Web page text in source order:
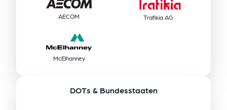
AECOM Trafikia AG
McElhanney
DOTs & Bundesstaaten